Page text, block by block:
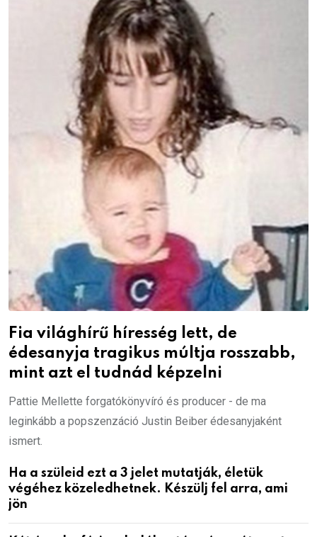
Fia világhírű híresség lett, de
édesanyja tragikus múltja rosszabb,
mint azt el tudnád képzelni
Pattie Mellette forgatókönyvíró és producer - de ma
leginkább a popszenzáció Justin Beiber édesanyjaként
ismert.
Ha a szüleid ezt a 3 jelet mutatják, életük
végéhez közeledhetnek. Készülj fel arra, ami
jön